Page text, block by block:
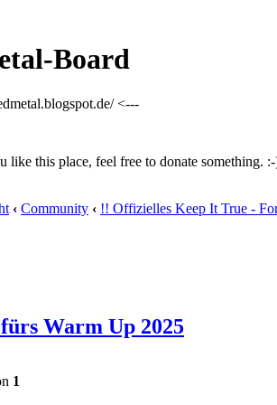
Board
<---
like this place, feel free to donate something.
‹ Community ‹ !! Offizielles Keep It True -
Warm Up 2025
1